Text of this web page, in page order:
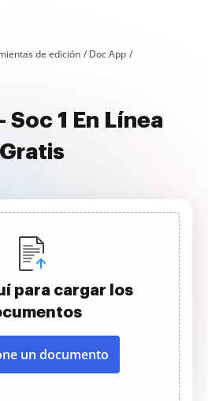
de edición
Doc App
Soc 1 En Línea
Gratis
para cargar los
un documento